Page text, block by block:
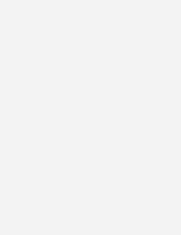
Maar – Hofele 1,
1, Prinz 3, Brodbeck
List (30., Pfullingen,
N. Roth
(12.), 6:11 (17.), 12:12
(42.), 26:26 (50.),